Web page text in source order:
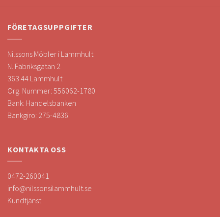
FÖRETAGSUPPGIFTER
Nilssons Möbler i Lammhult
N. Fabriksgatan 2
363 44 Lammhult
Org. Nummer: 556062-1780
Bank: Handelsbanken
Bankgiro: 275-4836
KONTAKTA OSS
0472-260041
info@nilssonsilammhult.se
Kundtjänst